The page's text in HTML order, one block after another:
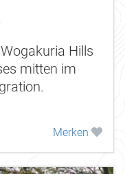
Hills
mitten im
Merken